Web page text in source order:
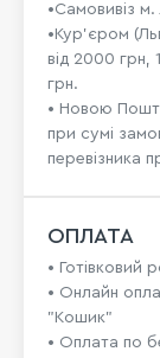
•Самовивіз м.
•Кур'єром
від 2000 грн,
грн.
• Новою
при сумі
перевізника
ОПЛАТА
• Готівковий
• Онлайн
"Кошик"
• Оплата по